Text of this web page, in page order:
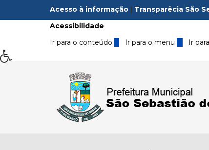
Acesso à informação | Transparêcia São
Acessibilidade
Ir para o conteúdo 1 Ir para o menu 2 Ir